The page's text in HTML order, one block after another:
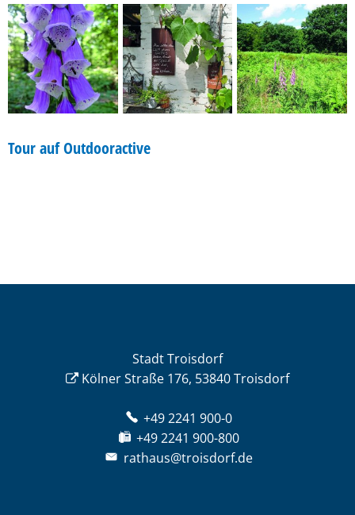
Tour auf Outdooractive
Stadt Troisdorf
Kölner Straße 176, 53840 Troisdorf
+49 2241 900-0
+49 2241 900-800
rathaus@troisdorf.de